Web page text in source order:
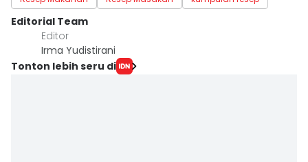
Editorial Team
Editor
Irma Yudistirani
Tonton lebih seru di